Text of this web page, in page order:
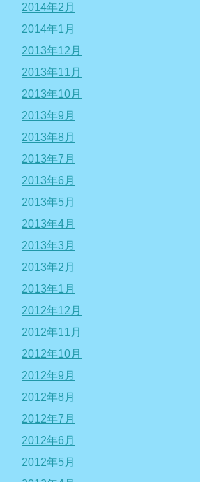
2014年2月
2014年1月
2013年12月
2013年11月
2013年10月
2013年9月
2013年8月
2013年7月
2013年6月
2013年5月
2013年4月
2013年3月
2013年2月
2013年1月
2012年12月
2012年11月
2012年10月
2012年9月
2012年8月
2012年7月
2012年6月
2012年5月